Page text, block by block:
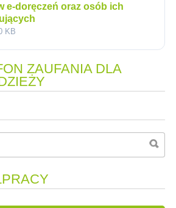
e-doręczeń oraz osób ich
KB
ZAUFANIA DLA